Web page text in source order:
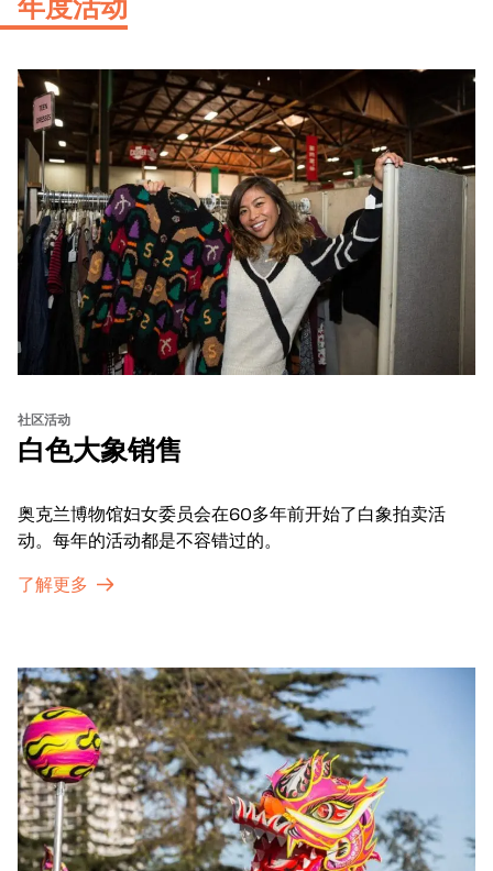
年度活动
社区活动
白色大象销售
奥克兰博物馆妇女委员会在60多年前开始了白象拍卖活
动。每年的活动都是不容错过的。
了解更多